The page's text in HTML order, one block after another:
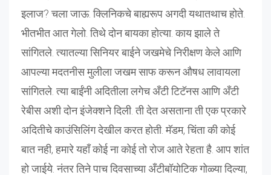
इलाज? चला जाऊ. क्लिनिकचे बाह्यरूप अगदी यथातथाच होते.
भीतभीत आत गेलो. तिथे दोन बायका होत्या. काय झाले ते
सांगितले. त्यातल्या सिनियर बाईने जखमेचे निरीक्षण केले आणि
आपल्या मदतनीस मुलीला जखम साफ करून औषध लावायला
सांगितले. त्या बाईंनी अदितीला लगेच अँटी टिटॅनस आणि अँटी
रेबीस अशी दोन इंजेक्शने दिली. ती देत असताना ती एक प्रकारे
अदितीचे काउंसिलिंग देखील करत होती. मॅडम, चिंता की कोई
बात नही, हमारे यहाँ कोई ना कोई तो रोज आते रेहता है. आप शांत
हो जाईये. नंतर तिने पाच दिवसाच्या अँटीबॉयोटिक गोळ्या दिल्या,